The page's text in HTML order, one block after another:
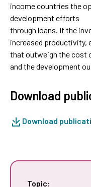
income countries the
development efforts
through loans. If the
increased productivity,
that outweigh the cost
and the development
Download
Download
Topic: